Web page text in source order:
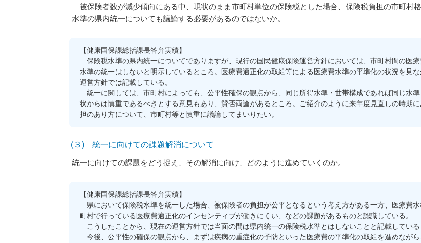
被保険者数が減少傾向にある中、現状のまま市町村単位の保険税とした場合、保険税負担の市町村
水準の県内統一についても議論する必要があるのではないか。
【健康国保課総括課長答弁実績】
保険税水準の県内統一についてでありますが、現行の国民健康保険運営方針においては、市町村間の医
水準の統一はしないと明示しているところ。医療費適正化の取組等による医療費水準の平準化の状況を見
運営方針では記載している。
統一に関しては、市町村によっても、公平性確保の観点から、同じ所得水準・世帯構成であれば同じ水
状からは慎重であるべきとする意見もあり、賛否両論があるところ。ご紹介のように来年度見直しの時期
担のあり方について、市町村等と慎重に議論してまいりたい。
(３) 統一に向けての課題解消について
統一に向けての課題をどう捉え、その解消に向け、どのように進めていくのか。
【健康国保課総括課長答弁実績】
県において保険税水準を統一した場合、被保険者の負担が公平となるという考え方がある一方、医療費
町村で行っている医療費適正化のインセンティブが働きにくい、などの課題があるものと認識している。
こうしたことから、現在の運営方針では当面の間は県内統一の保険税水準とはしないことと記載している
今後、公平性の確保の観点から、まずは疾病の重症化の予防といった医療費の平準化の取組を進めなが